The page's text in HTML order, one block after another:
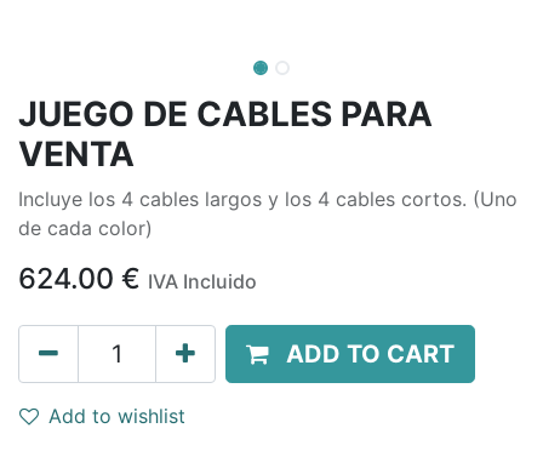
JUEGO DE CABLES PARA
VENTA
Incluye los 4 cables largos y los 4 cables cortos. (Uno
de cada color)
624.00 € IVA Incluido
ADD TO CART
Add to wishlist